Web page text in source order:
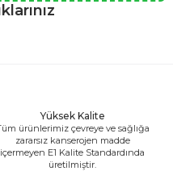
Yüksek Kalite
ürünlerimiz çevreye ve sağlığa
zararsız kanserojen madde
içermeyen E1 Kalite Standardında
üretilmiştir.